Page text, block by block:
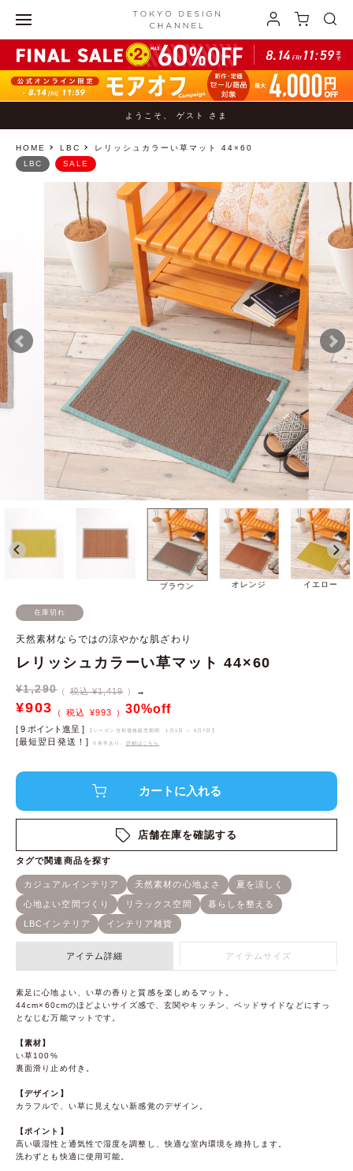
ようこそ、 ゲスト さま
HOME LBC レリッシュカラーい草マット 44×60
ブラウン オレンジ イエロー
LBC SALE
在庫切れ
天然素材ならではの涼やかな肌ざわり
レリッシュカラーい草マット 44×60
¥1,290 税込 ¥1,419 →
¥903 ¥993 30%off
[ 9 ポイント進呈 ] 【シーズン当初価格販売期間 1月1日 ～ 6月7日 】
[最短翌日発送！] ※条件あり、 詳細はこちら
店舗在庫を確認する
アイテム詳細 アイテムサイズ
素足に心地よい、い草の香りと質感を楽しめるマット。
44cm×60cmのほどよいサイズ感で、玄関やキッチン、ベッドサイドなどにすっ
となじむ万能マットです。
【素材】
い草100%
裏面滑り止め付き。
【デザイン】
カラフルで、い草に見えない新感覚のデザイン。
【ポイント】
高い吸湿性と通気性で湿度を調整し、快適な室内環境を維持します。
洗わずとも快適に使用可能。